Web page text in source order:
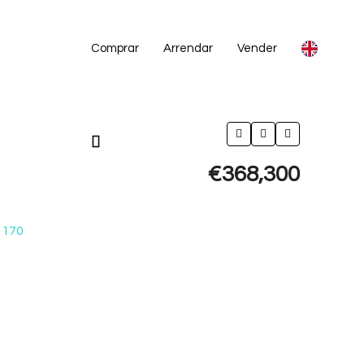
Comprar Arrendar Vender
€368,300